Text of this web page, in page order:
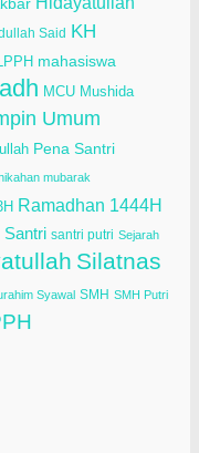
Said KH
mahasiswa
MCU Mushida
Umum
Pena Santri
mubarak
Ramadhan 1444H
Santri santri putri Sejarah
Silatnas
Syawal SMH SMH Putri